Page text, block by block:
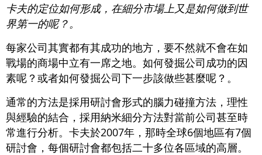
卡夫的定位如何形成，在細分市場上又是如何做到世
界第一的呢？。
每家公司其實都有其成功的地方，要不然就不會在如
戰場的商場中立有一席之地。如何發掘公司成功的因
素呢？或者如何發掘公司下一步該做些甚麼呢？。
通常的方法是採用研討會形式的腦力碰撞方法，理性
與經驗的結合，採用納米細分方法對當前公司甚至時
常進行分析。卡夫於2007年，那時全球6個地區有7個
研討會，每個研討會都包括二十多位各區域的高層。